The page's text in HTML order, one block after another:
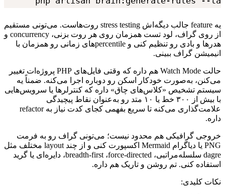
یه feature جالب دیگه‌اش stress testing روت‌هاست. می‌تونی مستقیم
از روی گراف، لود تست همزمان روی هر روت بزنی، concurrency و
هدرها و بادی رو تنظیم کنی و percentile‌های زمانی رو همزمان با
انیمیشن گراف ببینی.
حالت Watch Mode هم داره که وقتی فایل‌های PHP پروژه‌ات تغییر
می‌کنن، به‌صورت خودکار اسکن رو دوباره اجرا می‌کنه. ضمناً یه
سیستم تشخیص «کلاس‌های چاق» داره که کنترلرها یا سرویس‌هایی
با بیش از ۳۰۰ خط یا ۱۰ متد رو به‌عنوان نقاط پیچیدگی
علامت‌گذاری می‌کنه تا سریع بفهمی کجای کدت نیاز به refactor
داره.
خروجی گرافیکی هم محدود نیست؛ می‌تونی گراف رو به فرمت
PNG یا دیاگرام Mermaid اکسپورت کنی و از چند layout مختلف مثل
dagre سلسله‌مراتبی، force-directed، breadth-first، دایره‌ای یا گرید
استفاده کنی. تم روشن و تاریک هم داره.
نکات کلیدی: